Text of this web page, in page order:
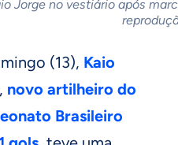
Jorge no vestiário após
(13), Kaio
, novo artilheiro do
Brasileiro